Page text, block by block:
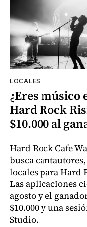
LOCALES
¿Eres músico
Hard Rock
$10.000 al
Hard Rock Cafe
busca cantautores,
locales para Hard
Las aplicaciones
agosto y el
$10.000 y una
Studio.